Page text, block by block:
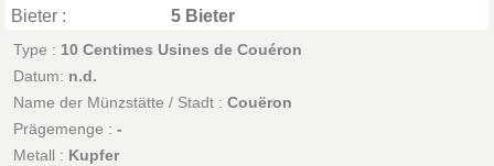
Bieter :
5 Bieter
Type : 10 Centimes Usines de Couéron
Datum: n.d.
Name der Münzstätte / Stadt : Couëron
Prägemenge : -
Metall : Kupfer